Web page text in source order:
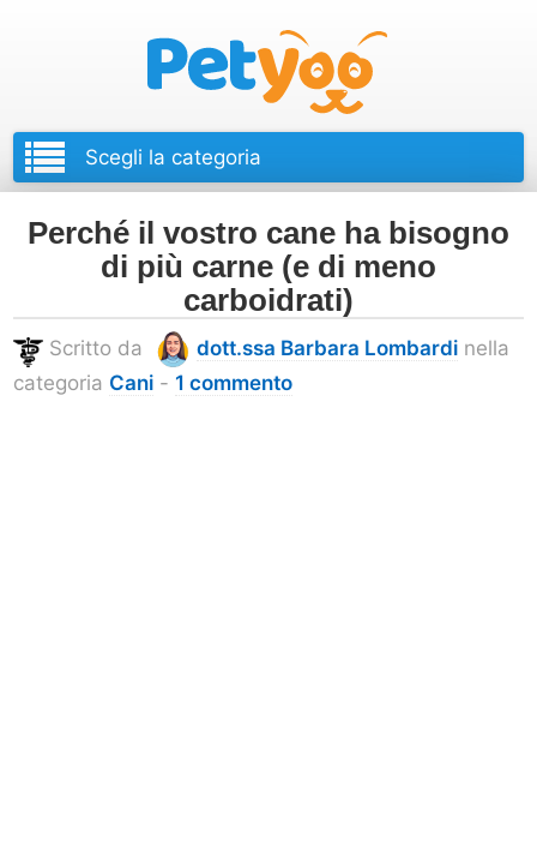
Perché il vostro cane ha bisogno
di più carne (e di meno
carboidrati)
Scritto da dott.ssa Barbara Lombardi nella
categoria Cani - 1 commento